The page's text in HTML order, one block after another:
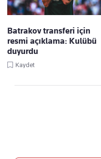
Batrakov transferi için
resmi açıklama: Kulübü
duyurdu
Kaydet